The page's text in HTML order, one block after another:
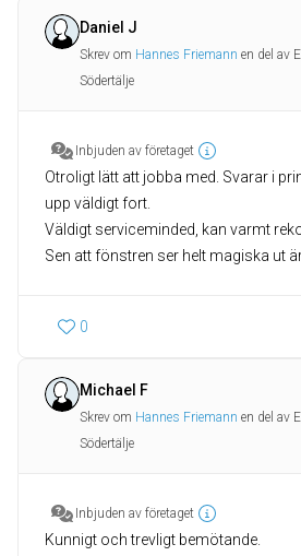
Daniel J
Skrev om Hannes Friemann en del av
Södertälje
Inbjuden av företaget
Otroligt lätt att jobba med. Svarar i
upp väldigt fort.
Väldigt serviceminded, kan varmt
Sen att fönstren ser helt magiska ut
0
Michael F
Skrev om Hannes Friemann en del av
Södertälje
Inbjuden av företaget
Kunnigt och trevligt bemötande.